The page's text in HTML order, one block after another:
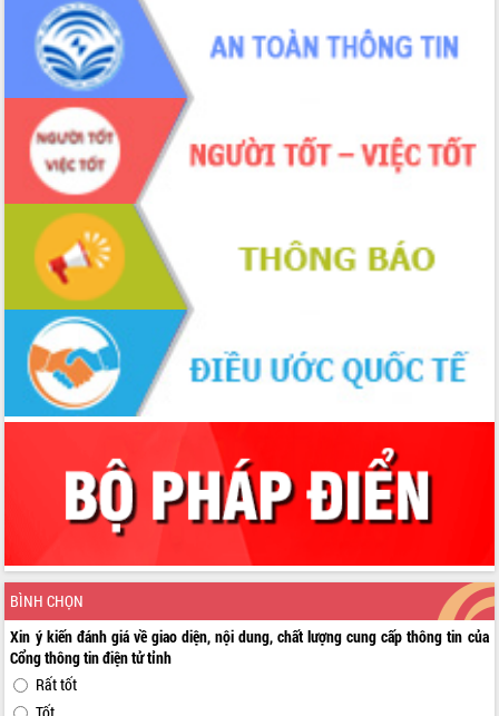
BÌNH CHỌN
Xin ý kiến đánh giá về giao diện, nội dung, chất lượng cung cấp thông tin của
Cổng thông tin điện tử tỉnh
Rất tốt